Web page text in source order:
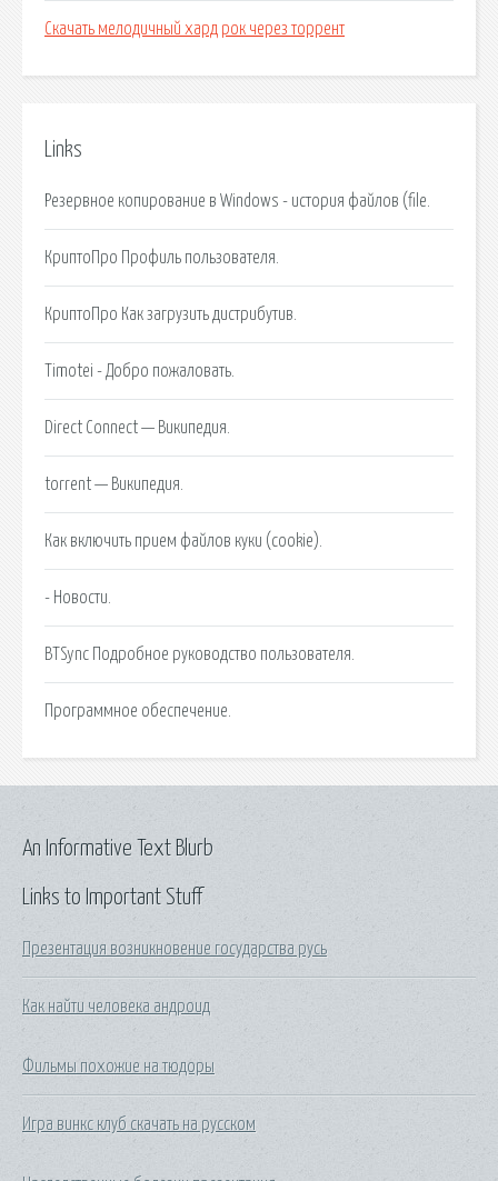
Скачать мелодичный хард рок через торрент
Links
Резервное копирование в Windows - история файлов (file.
КриптоПро Профиль пользователя.
КриптоПро Как загрузить дистрибутив.
Timotei - Добро пожаловать.
Direct Connect — Википедия.
torrent — Википедия.
Как включить прием файлов куки (cookie).
- Новости.
BTSync Подробное руководство пользователя.
Программное обеспечение.
Links to Important Stuff
Презентация возникновение государства русь
Как найти человека андроид
Фильмы похожие на тюдоры
Игра винкс клуб скачать на русском
An Informative Text Blurb